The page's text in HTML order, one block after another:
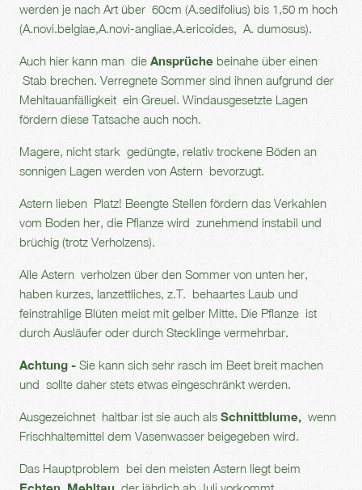
werden je nach Art über 60cm (A.sedifolius) bis 1,50 m hoch
(A.novi.belgiae,A.novi-angliae,A.ericoides, A. dumosus).
Auch hier kann man die Ansprüche beinahe über einen
Stab brechen. Verregnete Sommer sind ihnen aufgrund der
Mehltauanfälligkeit ein Greuel. Windausgesetzte Lagen
fördern diese Tatsache auch noch.
Magere, nicht stark gedüngte, relativ trockene Böden an
sonnigen Lagen werden von Astern bevorzugt.
Astern lieben Platz! Beengte Stellen fördern das Verkahlen
vom Boden her, die Pflanze wird zunehmend instabil und
brüchig (trotz Verholzens).
Alle Astern verholzen über den Sommer von unten her,
haben kurzes, lanzettliches, z.T. behaartes Laub und
feinstrahlige Blüten meist mit gelber Mitte. Die Pflanze ist
durch Ausläufer oder durch Stecklinge vermehrbar.
Achtung - Sie kann sich sehr rasch im Beet breit machen
und sollte daher stets etwas eingeschränkt werden.
Ausgezeichnet haltbar ist sie auch als Schnittblume, wenn
Frischhaltemittel dem Vasenwasser beigegeben wird.
Das Hauptproblem bei den meisten Astern liegt beim